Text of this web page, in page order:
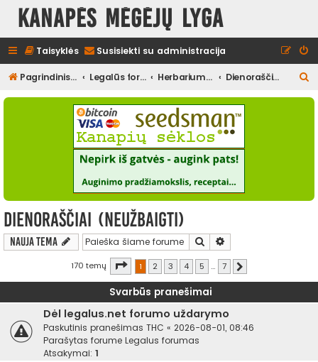
Kanapės mėgėjų lyga
Taisyklės Susisiekti su administracija
Pagrindinis diskusijų puslapis Legalūs forumai Herbariumas Dienoraščiai (neužbaigti)
e
Dienoraščiai (neužbaigti)
Nauja tema Ieškoti
170 temų Puslapis iš
1 2 3 4 5 … 7
Svarbūs pranešimai
Dėl legalus.net forumo uždarymo
Paskutinis pranešimas THC « 2026-08-01, 08:46
Parašytas forume Legalus forumas
Atsakymai: 1